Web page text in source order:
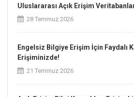
Uluslararası Açık Erişim
28 Temmuz 2026
Engelsiz Bilgiye Erişim İçin Faydalı
Erişiminizde!
21 Temmuz 2026